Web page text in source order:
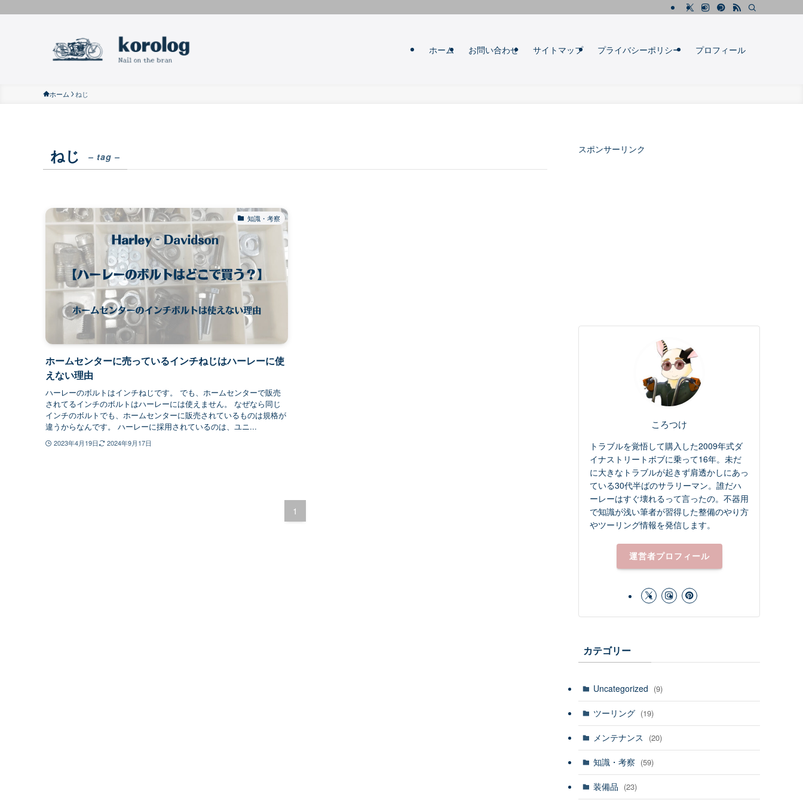
ホーム お問い合わせ サイトマップ プライバシーポリシー プロフィール
ホーム ねじ
ねじ – tag –
知識・考察
ホームセンターに売っているインチねじはハーレーに使
えない理由
ハーレーのボルトはインチねじです。 でも、ホームセンターで販売
されてるインチのボルトはハーレーには使えません。 なぜなら同じ
インチのボルトでも、ホームセンターに販売されているものは規格が
違うからなんです。 ハーレーに採用されているのは、ユニ...
2023年4月19日 2024年9月17日
1
スポンサーリンク
ころつけ
トラブルを覚悟して購入した2009年式ダ
イナストリートボブに乗って16年。未だ
に大きなトラブルが起きず肩透かしにあっ
ている30代半ばのサラリーマン。誰だハ
ーレーはすぐ壊れるって言ったの。不器用
で知識が浅い筆者が習得した整備のやり方
やツーリング情報を発信します。
運営者プロフィール
カテゴリー
Uncategorized (9)
ツーリング (19)
メンテナンス (20)
知識・考察 (59)
装備品 (23)